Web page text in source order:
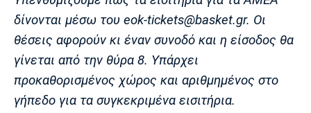
δίνονται μέσω του eok-tickets@basket.gr. Οι
θέσεις αφορούν κι έναν συνοδό και η είσοδος θα
γίνεται από την θύρα 8. Υπάρχει
προκαθορισμένος χώρος και αριθμημένος στο
γήπεδο για τα συγκεκριμένα εισιτήρια.